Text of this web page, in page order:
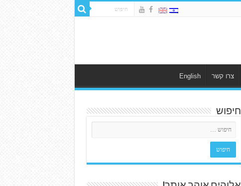
צרו קשר English
חיפוש